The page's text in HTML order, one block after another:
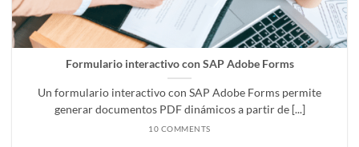
Formulario interactivo con SAP Adobe Forms
Un formulario interactivo con SAP Adobe Forms permite
generar documentos PDF dinámicos a partir de [...]
10 COMMENTS